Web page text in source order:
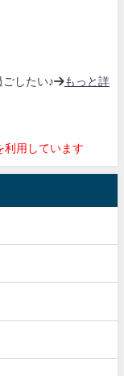
ごしたい♪→もっと詳
利用しています